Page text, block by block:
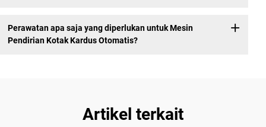
Perawatan apa saja yang diperlukan untuk Mesin
Pendirian Kotak Kardus Otomatis?
Artikel terkait